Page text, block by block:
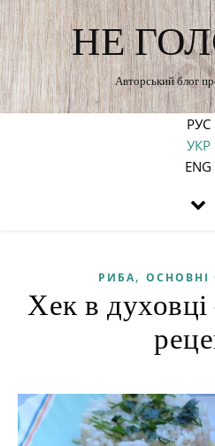
НЕ
Авторський блог
РУС
УКР
ENG
РИБА, ОСНОВНІ
Хек в духовці